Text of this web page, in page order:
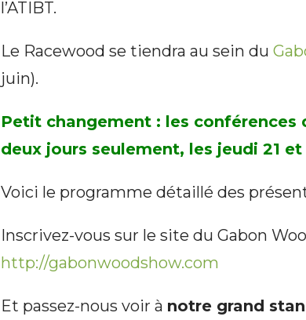
l’ATIBT.
Le Racewood se tiendra au sein du
juin).
Petit changement : les conférences
deux jours seulement, les jeudi 21
Voici le programme détaillé des
Inscrivez-vous sur le site du Gabon
http://gabonwoodshow.com
Et passez-nous voir à notre grand